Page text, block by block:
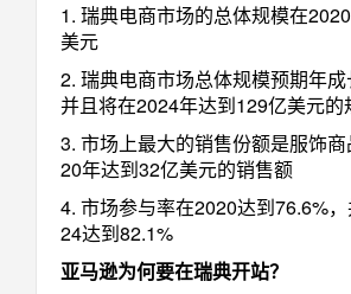
1. 瑞典电商市场的总体规模在
美元
2. 瑞典电商市场总体规模预期年成
并且将在2024年达到129亿美元的
3. 市场上最大的销售份额是服饰
20年达到32亿美元的销售额
4. 市场参与率在2020达到76.6%
24达到82.1%
亚马逊为何要在瑞典开站？